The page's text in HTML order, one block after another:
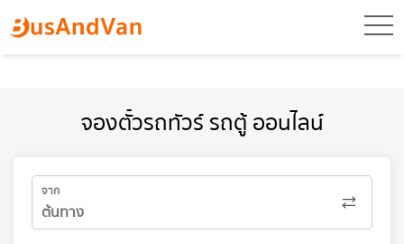
จองตั๋วรถทัวร์ รถตู้ ออนไลน์
จาก